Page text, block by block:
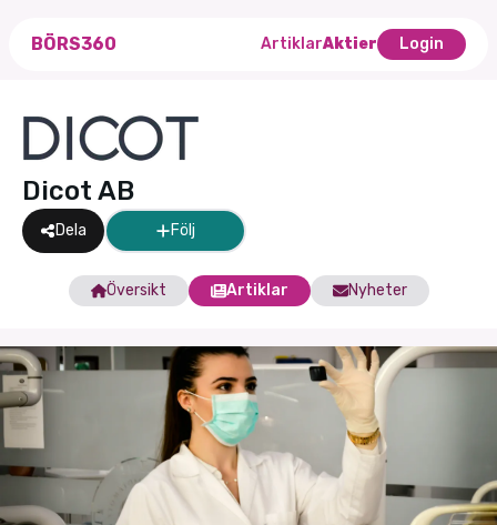
BÖRS360 ArtiklarAktier Login
Dicot AB
Dela Följ
Översikt Artiklar Nyheter